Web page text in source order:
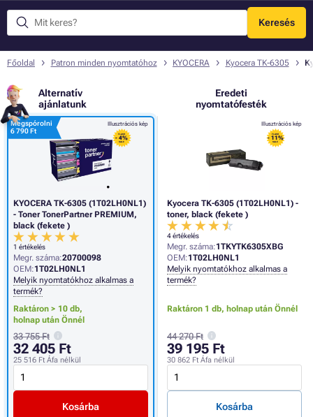
Keresés
Menü
Főoldal Patron minden nyomtatóhoz KYOCERA Kyocera TK-6305
Alternatív
ajánlatunk
Eredeti
nyomtatófesték
Illusztrációs kép
FLASH
- 11%
SALE
Kyocera TK-6305 (1T02LH0NL1) -
toner, black (fekete )
4 értékelés
Megr. száma:1TKYTK6305XBG
OEM:1T02LH0NL1
Melyik nyomtatókhoz alkalmas a
termék?
Raktáron 1 db, holnap után Önnél
44 270 Ft
39 195 Ft
30 862 Ft Áfa nélkül
Kosárba
Illusztrációs kép
FLASH
- 4%
SALE
Megspórolni
6 790 Ft
KYOCERA TK-6305 (1T02LH0NL1)
- Toner TonerPartner PREMIUM,
black (fekete )
1 értékelés
Megr. száma:20700098
OEM:1T02LH0NL1
Melyik nyomtatókhoz alkalmas a
termék?
Raktáron > 10 db,
holnap után Önnél
33 755 Ft
32 405 Ft
25 516 Ft Áfa nélkül
Kosárba